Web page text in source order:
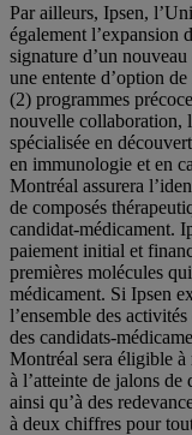
Par ailleurs, Ipsen,
également l’expansion
signature d’un
une entente d’option
(2) programmes
nouvelle collaboration,
spécialisée en
en immunologie et en
Montréal assurera
de composés
candidat-médicament.
paiement initial et
premières molécules
médicament. Si Ipsen
l’ensemble des
des candidats-
Montréal sera éligible à
à l’atteinte de jalons
ainsi qu’à des
à deux chiffres pour